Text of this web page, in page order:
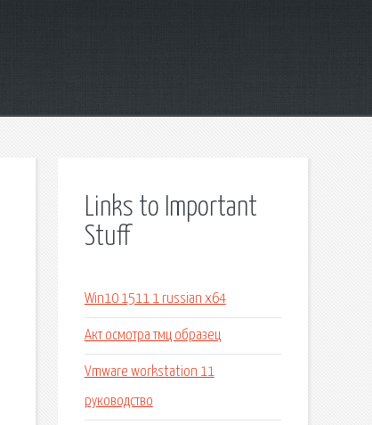
Links to Important
Stuff
Win10 1511 1 russian x64
Акт осмотра тмц образец
Vmware workstation 11
руководство